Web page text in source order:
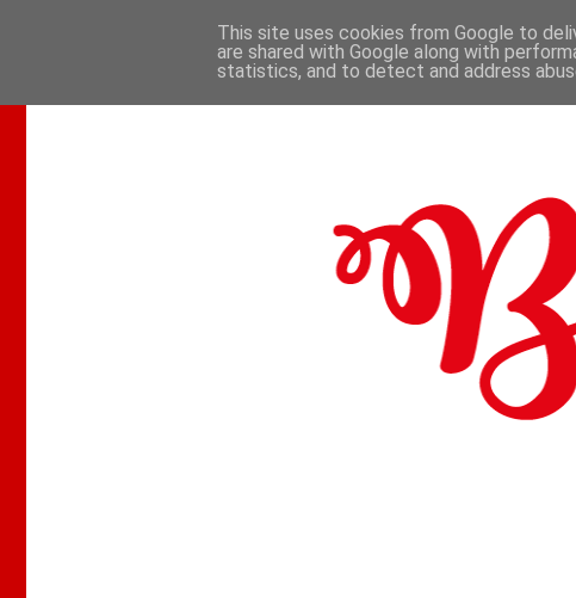
This site uses cookies from Google to
are shared with Google along with
statistics, and to detect and address